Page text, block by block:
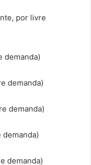
por livre
demanda)
demanda)
demanda)
demanda)
demanda)